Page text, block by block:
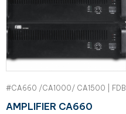
#CA660 /CA1000/ CA1500 | FDB
AMPLIFIER CA660